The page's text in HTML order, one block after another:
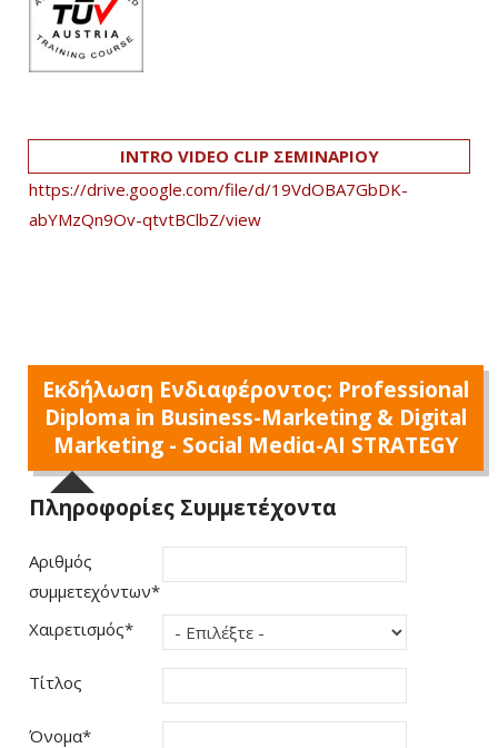
INTRO VIDEO CLIP ΣΕΜΙΝΑΡΙΟΥ
https://drive.google.com/file/d/19VdOBA7GbDK-
abYMzQn9Ov-qtvtBClbZ/view
Εκδήλωση Ενδιαφέροντος: Professional
Diploma in Business-Marketing & Digital
Marketing - Social Mediα-AI STRATEGY
Πληροφορίες Συμμετέχοντα
Αριθμός
συμμετεχόντων*
Χαιρετισμός*
Τίτλος
Όνομα*